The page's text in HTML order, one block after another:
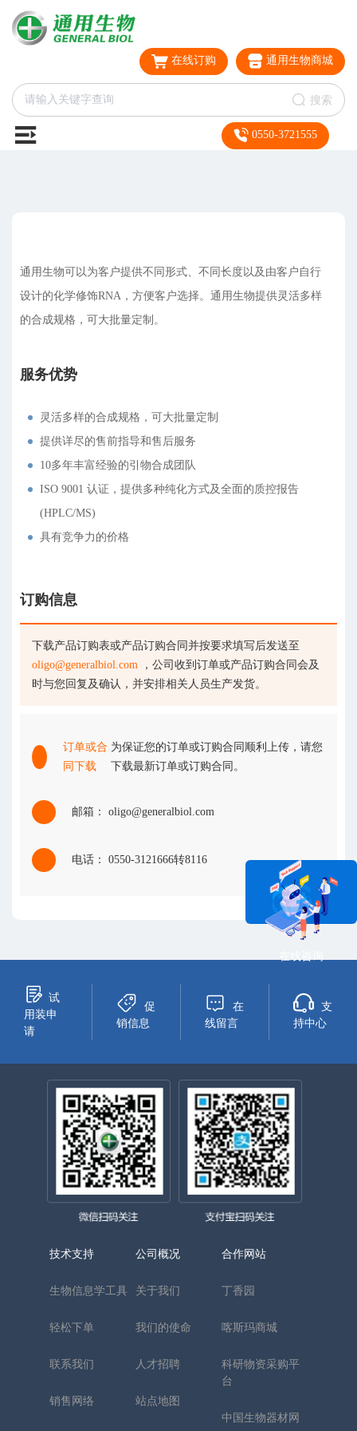
在线订购 通用生物商城
搜索
0550-3721555
通用生物可以为客户提供不同形式、不同长度以及由客户自行
设计的化学修饰RNA，方便客户选择。通用生物提供灵活多样
的合成规格，可大批量定制。
服务优势
灵活多样的合成规格，可大批量定制
提供详尽的售前指导和售后服务
10多年丰富经验的引物合成团队
ISO 9001 认证，提供多种纯化方式及全面的质控报告
(HPLC/MS)
具有竞争力的价格
订购信息
下载产品订购表或产品订购合同并按要求填写后发送至
oligo@generalbiol.com ，公司收到订单或产品订购合同会及
时与您回复及确认，并安排相关人员生产发货。
订单或合
同下载
为保证您的订单或订购合同顺利上传，请您
下载最新订单或订购合同。
邮箱： oligo@generalbiol.com
电话： 0550-3121666转8116
试
用装申
请
促
销信息
在
线留言
支
持中心
技术支持
生物信息学工具
轻松下单
联系我们
销售网络
公司概况
关于我们
我们的使命
人才招聘
站点地图
合作网站
丁香园
喀斯玛商城
科研物资采购平
台
中国生物器材网